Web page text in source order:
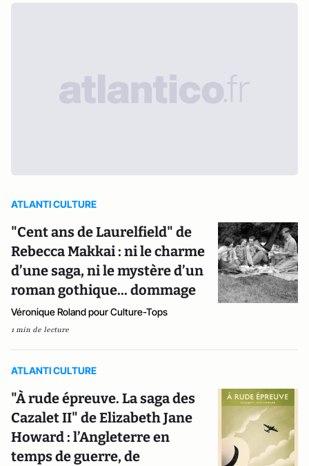
ATLANTI CULTURE
"Cent ans de Laurelfield" de
Rebecca Makkai : ni le charme
d’une saga, ni le mystère d’un
roman gothique... dommage
Véronique Roland pour Culture-Tops
1 min de lecture
ATLANTI CULTURE
"À rude épreuve. La saga des
Cazalet II" de Elizabeth Jane
Howard : l’Angleterre en
temps de guerre, de